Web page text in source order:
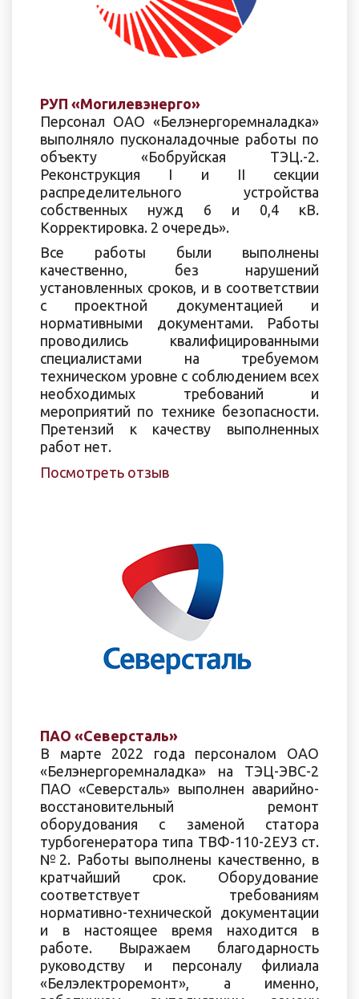
РУП «Могилевэнерго»
Персонал ОАО «Белэнергоремналадка»
выполняло пусконаладочные работы по
объекту «Бобруйская ТЭЦ.-2.
Реконструкция I и II секции
распределительного устройства
собственных нужд 6 и 0,4 кВ.
Корректировка. 2 очередь».
Все работы были выполнены
качественно, без нарушений
установленных сроков, и в соответствии
с проектной документацией и
нормативными документами. Работы
проводились квалифицированными
специалистами на требуемом
техническом уровне с соблюдением всех
необходимых требований и
мероприятий по технике безопасности.
Претензий к качеству выполненных
работ нет.
Посмотреть отзыв
ПАО «Северсталь»
В марте 2022 года персоналом OAO
«Белэнергоремналадка» на ТЭЦ-ЭВС-2
ПAO «Северсталь» выполнен аварийно-
восстановительный ремонт
оборудования с заменой статора
турбогенератора типа ТВФ-110-2ЕУЗ ст.
№2. Работы выполнены качественно, в
кратчайший срок. Оборудование
соответствует требованиям
нормативно-технической документации
и в настоящее время находится в
работе. Выражаем благодарность
руководству и персоналу филиала
«Белэлектроремонт», а именно,